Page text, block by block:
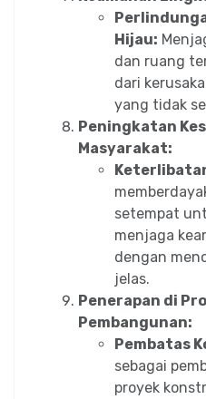
Hijau:
dan ruang
dari
yang tidak
Peningkatan
Masyarakat:
setempat
menjaga
dengan
jelas.
Penerapan di
Pembangunan:
Pembatas
sebagai
proyek